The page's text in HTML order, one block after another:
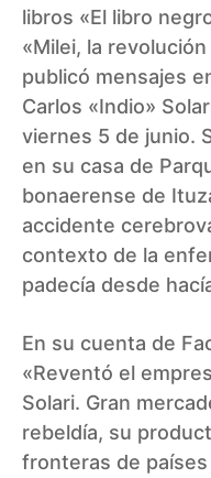
libros «El libro
«Milei, la
publicó mensajes
Carlos «Indio»
viernes 5 de junio.
en su casa de
bonaerense de
accidente
contexto de la
padecía desde
En su cuenta de
«Reventó el
Solari. Gran
rebeldía, su
fronteras de